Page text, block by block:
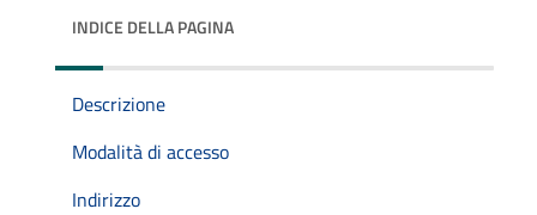
INDICE DELLA PAGINA
Descrizione
Modalità di accesso
Indirizzo